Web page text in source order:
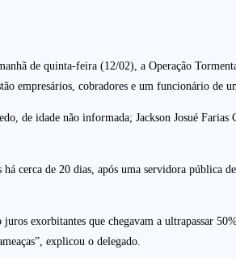
de quinta-feira (12/02), a Operação
empresários, cobradores e um funcionário de
de idade não informada; Jackson Josué
cerca de 20 dias, após uma servidora pública
exorbitantes que chegavam a ultrapassar
explicou o delegado.